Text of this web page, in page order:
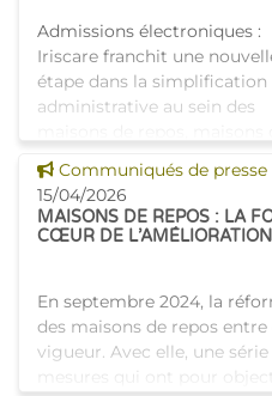
Admissions électroniques :
Iriscare franchit une
étape dans la simplification
administrative au sein des
repos et de soins et centres
soins de jour bruxello
Voir cette news
Communiqués de presse
15/04/2026
MAISONS DE REPOS : LA
CŒUR DE
En septembre 2024, la
des maisons de repos entre
vigueur. Avec elle, une série
mesures qui ont pour